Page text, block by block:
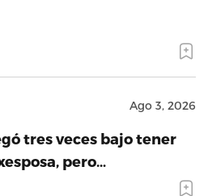
Ago 3, 2026
tres veces bajo tener
pero…